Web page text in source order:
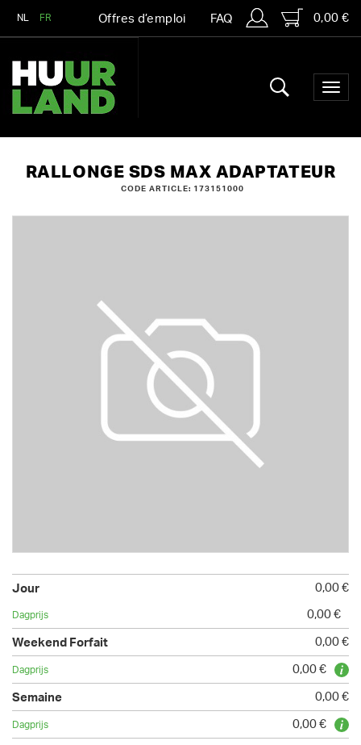
NL FR Offres d’emploi FAQ 0,00 €
RALLONGE SDS MAX ADAPTATEUR
CODE ARTICLE: 173151000
0,00 €
0,00 €
0,00 €
0,00 €
0,00 €
0,00 €